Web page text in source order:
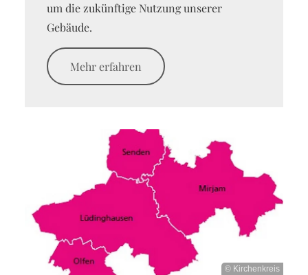
um die zukünftige Nutzung unserer
Gebäude.
Mehr erfahren
© Kirchenkreis